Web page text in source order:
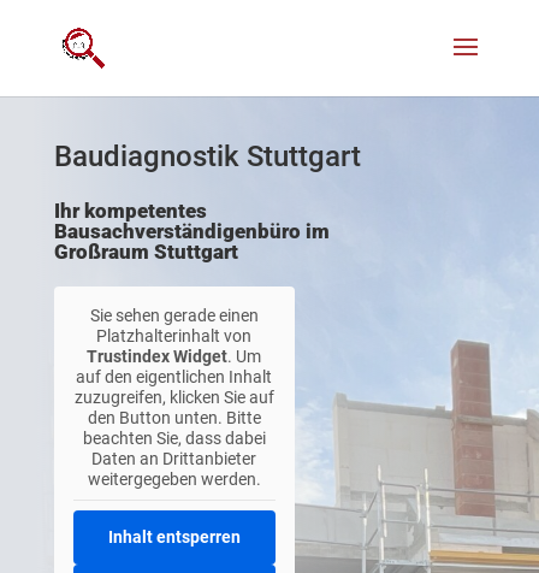
Baudiagnostik Stuttgart
Ihr kompetentes
Bausachverständigenbüro im
Großraum Stuttgart
Sie sehen gerade einen
Platzhalterinhalt von
Trustindex Widget. Um
auf den eigentlichen Inhalt
zuzugreifen, klicken Sie auf
den Button unten. Bitte
beachten Sie, dass dabei
Daten an Drittanbieter
weitergegeben werden.
Inhalt entsperren